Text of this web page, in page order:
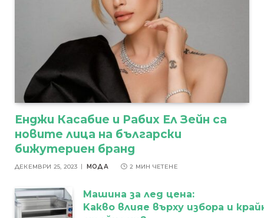
Енджи Касабие и Рабих Ел Зейн са
новите лица на български
бижутериен бранд
ДЕКЕМВРИ 25, 2023 МОДА 2 МИН ЧЕТЕНЕ
Машина за лед цена:
Kакво влияе върху избора и